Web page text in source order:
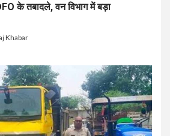
के तबादले, वन विभाग में बड़ा
Khabar